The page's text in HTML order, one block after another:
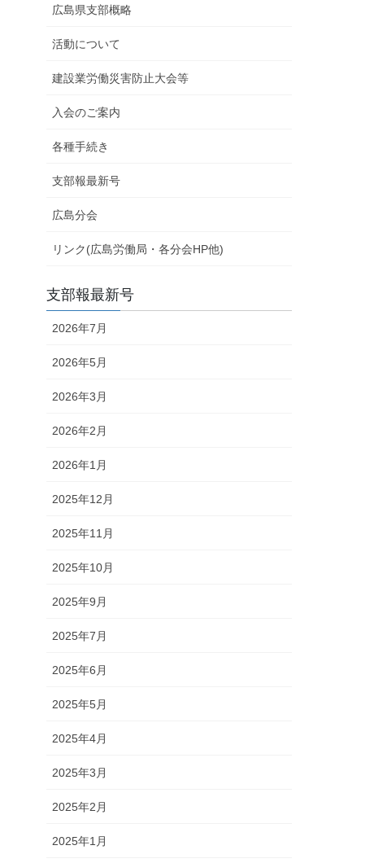
広島県支部概略
活動について
建設業労働災害防止大会等
入会のご案内
各種手続き
支部報最新号
広島分会
リンク(広島労働局・各分会HP他)
支部報最新号
2026年7月
2026年5月
2026年3月
2026年2月
2026年1月
2025年12月
2025年11月
2025年10月
2025年9月
2025年7月
2025年6月
2025年5月
2025年4月
2025年3月
2025年2月
2025年1月